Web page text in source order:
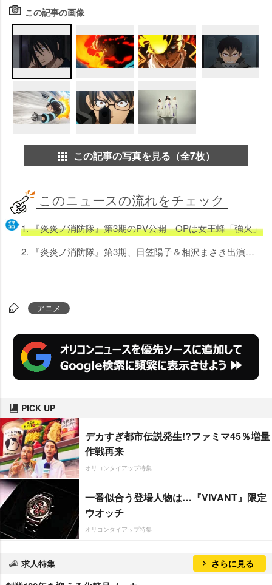
この記事の画像
この記事の写真を見る（全7枚）
このニュースの流れをチェック
1. 『炎炎ノ消防隊』第3期のPV公開 OPは女王蜂「強火」
2. 『炎炎ノ消防隊』第3期、日笠陽子＆相沢まさき出演 新キャラ・ゴールド＆ドラゴン役
アニメ
PICK UP
デカすぎ都市伝説発生!?ファミマ45％増量
作戦再来
オリコンタイアップ特集
一番似合う登場人物は…『VIVANT』限定
ウオッチ
オリコンタイアップ特集
求人特集 さらに見る